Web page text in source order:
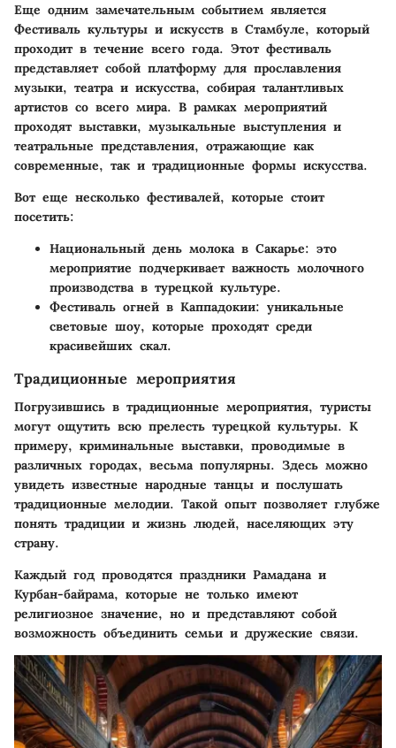
Еще одним замечательным событием является
Фестиваль культуры и искусств в Стамбуле, который
проходит в течение всего года. Этот фестиваль
представляет собой платформу для прославления
музыки, театра и искусства, собирая талантливых
артистов со всего мира. В рамках мероприятий
проходят выставки, музыкальные выступления и
театральные представления, отражающие как
современные, так и традиционные формы искусства.
Вот еще несколько фестивалей, которые стоит
посетить:
Национальный день молокав Сакарье: это
мероприятие подчеркивает важность молочного
производства в турецкой культуре.
Фестиваль огней в Каппадокии: уникальные
световые шоу, которые проходят среди
красивейших скал.
Традиционные мероприятия
Погрузившись в традиционные мероприятия, туристы
могут ощутить всю прелесть турецкой культуры. К
примеру, криминальные выставки, проводимые в
различных городах, весьма популярны. Здесь можно
увидеть известные народные танцы и послушать
традиционные мелодии. Такой опыт позволяет глубже
понять традиции и жизнь людей, населяющих эту
страну.
Каждый год проводятся праздники Рамадана и
Курбан-байрама, которые не только имеют
религиозное значение, но и представляют собой
возможность объединить семьи и дружеские связи.